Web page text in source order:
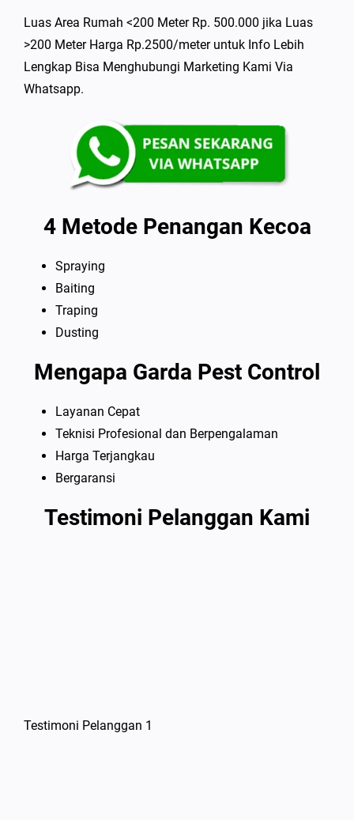
Luas Area Rumah <200 Meter Rp. 500.000 jika Luas
>200 Meter Harga Rp.2500/meter untuk Info Lebih
Lengkap Bisa Menghubungi Marketing Kami Via
Whatsapp.
4 Metode Penangan Kecoa
Spraying
Baiting
Traping
Dusting
Mengapa Garda Pest Control
Layanan Cepat
Teknisi Profesional dan Berpengalaman
Harga Terjangkau
Bergaransi
Testimoni Pelanggan Kami
Testimoni Pelanggan 1